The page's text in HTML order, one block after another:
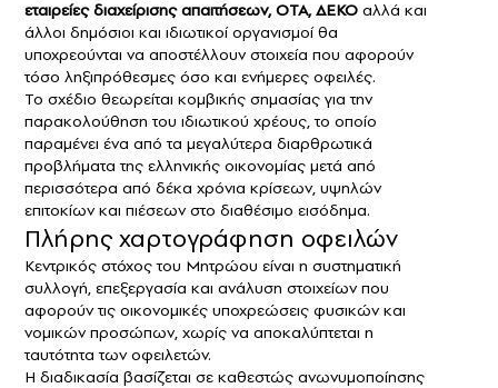
εταιρείες διαχείρισης απαιτήσεων, ΟΤΑ, ΔΕΚΟ αλλά και
άλλοι δημόσιοι και ιδιωτικοί οργανισμοί θα
υποχρεούνται να αποστέλλουν στοιχεία που αφορούν
τόσο ληξιπρόθεσμες όσο και ενήμερες οφειλές.
Το σχέδιο θεωρείται κομβικής σημασίας για την
παρακολούθηση του ιδιωτικού χρέους, το οποίο
παραμένει ένα από τα μεγαλύτερα διαρθρωτικά
προβλήματα της ελληνικής οικονομίας μετά από
περισσότερα από δέκα χρόνια κρίσεων, υψηλών
επιτοκίων και πιέσεων στο διαθέσιμο εισόδημα.
Πλήρης χαρτογράφηση οφειλών
Κεντρικός στόχος του Μητρώου είναι η συστηματική
συλλογή, επεξεργασία και ανάλυση στοιχείων που
αφορούν τις οικονομικές υποχρεώσεις φυσικών και
νομικών προσώπων, χωρίς να αποκαλύπτεται η
ταυτότητα των οφειλετών.
Η διαδικασία βασίζεται σε καθεστώς ανωνυμοποίησης